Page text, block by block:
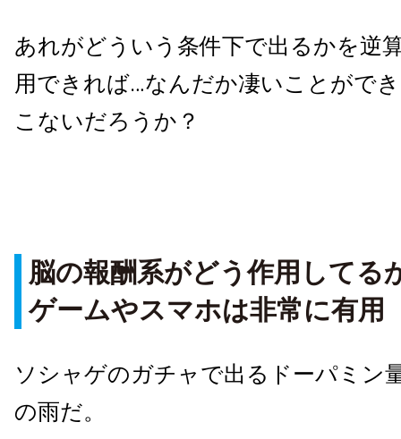
あれがどういう条件下で出るかを逆
用できれば…なんだか凄いことがで
こないだろうか？
脳の報酬系がどう作用してる
ゲームやスマホは非常に有用
ソシャゲのガチャで出るドーパミン
の雨だ。